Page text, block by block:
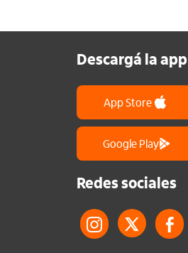
Descargá la app
App Store
Google Play
Redes sociales